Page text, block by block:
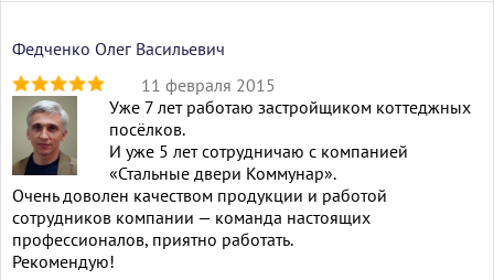
Федченко Олег Васильевич
Warning
Illegal
string offset
'selected_value'
in
/home/h56890/data/www/kommunar.ua/wp-
content/themes/kommunar/archive-
specialist.php
on line31
11 февраля 2015
Уже 7 лет работаю застройщиком коттеджных
посёлков.
И уже 5 лет сотрудничаю с компанией
«Стальные двери Коммунар».
Очень доволен качеством продукции и работой
сотрудников компании — команда настоящих
профессионалов, приятно работать.
Рекомендую!